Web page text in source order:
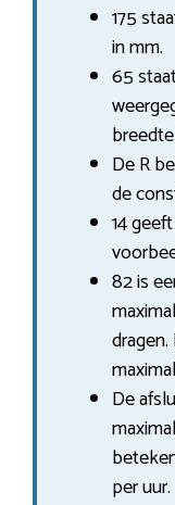
175
in mm.
65
De R
de
14
82 is
De
per uur.